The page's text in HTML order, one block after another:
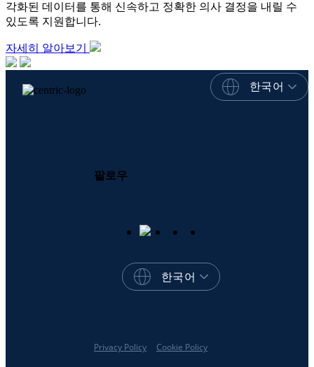
각화된 데이터를 통해 신속하고 정확한 의사 결정을 내릴 수
있도록 지원합니다.
자세히 알아보기
한국어
팔로우
한국어
Privacy Policy Cookie Policy